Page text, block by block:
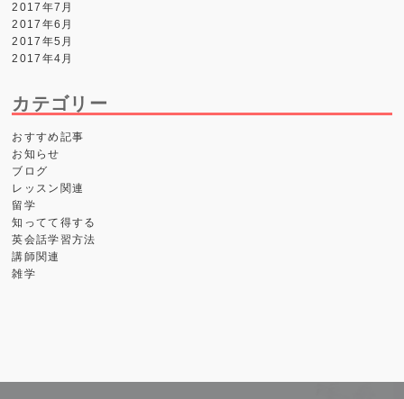
2017年7月
2017年6月
2017年5月
2017年4月
カテゴリー
おすすめ記事
お知らせ
ブログ
レッスン関連
留学
知ってて得する
英会話学習方法
講師関連
雑学